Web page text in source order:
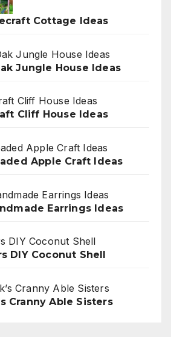
Cottage Ideas
Jungle House Ideas
Cliff House Ideas
Apple Craft Ideas
Earrings Ideas
DIY Coconut Shell
Cranny Able Sisters